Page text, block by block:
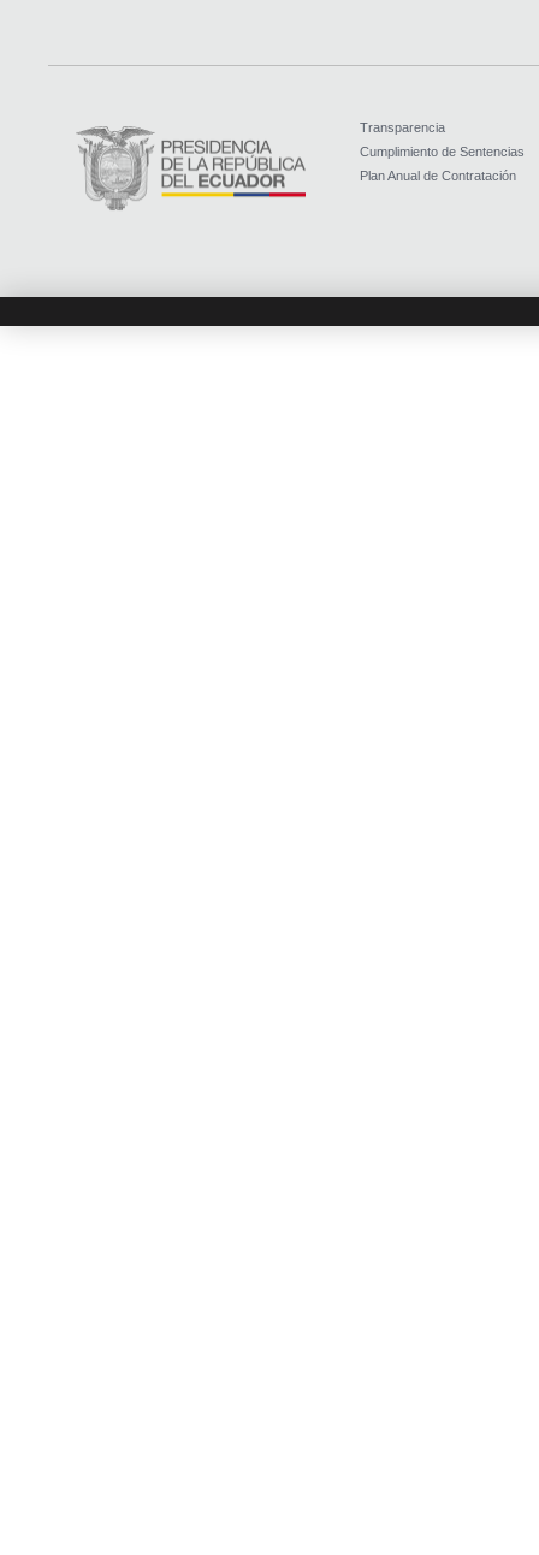
Transparencia
Cumplimiento de Sentencias
Plan Anual de Contratación